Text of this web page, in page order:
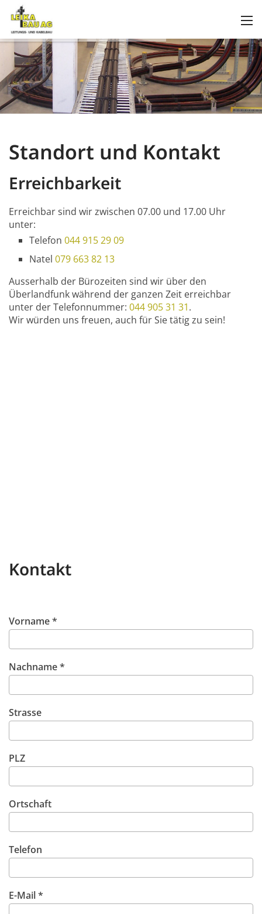
Standort und Kontakt
Erreichbarkeit
Erreichbar sind wir zwischen 07.00 und 17.00 Uhr
unter:
Telefon 044 915 29 09
Natel 079 663 82 13
Ausserhalb der Bürozeiten sind wir über den
Überlandfunk während der ganzen Zeit erreichbar
unter der Telefonnummer: 044 905 31 31.
Wir würden uns freuen, auch für Sie tätig zu sein!
Kontakt
Vorname *
Nachname *
Strasse
PLZ
Ortschaft
Telefon
E-Mail *